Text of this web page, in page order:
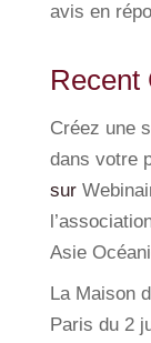
avis en
Recent
Créez une
dans votre
sur
Asie
La Maison
Paris du 2